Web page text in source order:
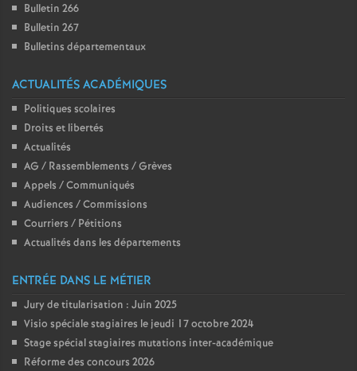
Bulletin 266
Bulletin 267
Bulletins départementaux
ACTUALITÉS ACADÉMIQUES
Politiques scolaires
Droits et libertés
Actualités
AG / Rassemblements / Grèves
Appels / Communiqués
Audiences / Commissions
Courriers / Pétitions
Actualités dans les départements
ENTRÉE DANS LE MÉTIER
Jury de titularisation : Juin 2025
Visio spéciale stagiaires le jeudi 17 octobre 2024
Stage spécial stagiaires mutations inter-académique
Réforme des concours 2026